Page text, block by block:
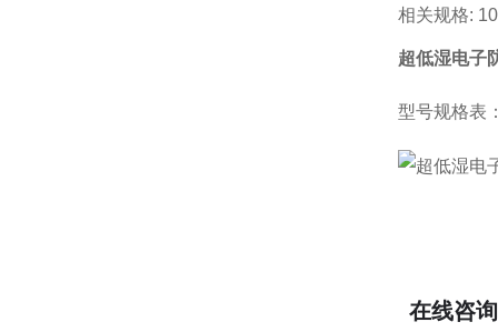
相关规格:
超低湿电子
型号规格表
在线咨询